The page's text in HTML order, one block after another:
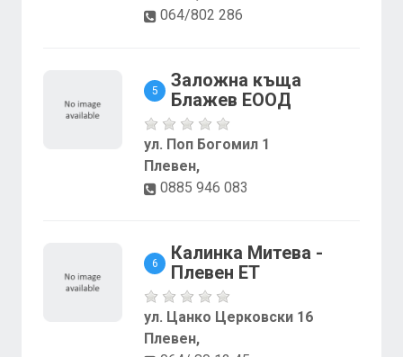
064/802 286
5
Заложна къща
Блажев ЕООД
ул. Поп Богомил 1
Плевен,
0885 946 083
6
Калинка Митева -
Плевен ЕТ
ул. Цанко Церковски 16
Плевен,